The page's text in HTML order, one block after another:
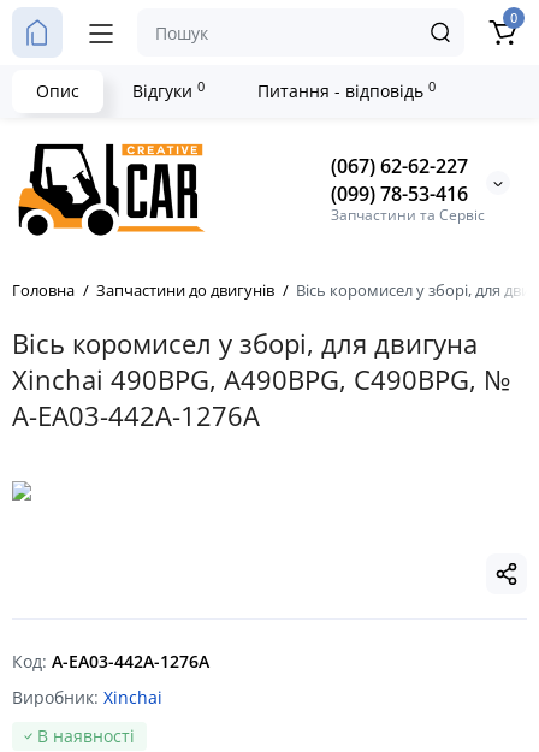
(067) 62-62-227
(099) 78-53-416
Запчастини та Сервіс
0
Головна Запчастини до двигунів Вісь коромисел у зборі, для
Вісь коромисел у зборі, для двигуна
Xinchai 490BPG, A490BPG, C490BPG, №
A-EA03-442A-1276A
Код: A-EA03-442A-1276A
Виробник: Xinchai
В наявності
Опис Відгуки 0 Питання - відповідь 0